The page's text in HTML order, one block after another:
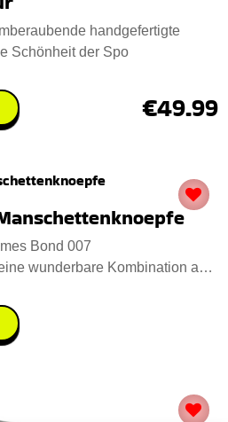
handgefertigte
Schönheit der Spo
€49.99
Bond 007
wunderbare Kombination aus